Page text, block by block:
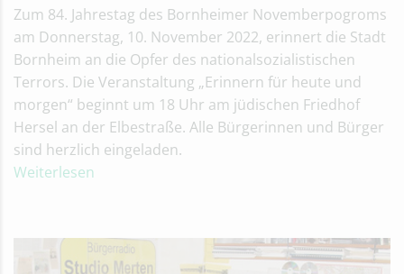
Zum 84. Jahrestag des Bornheimer Novemberpogroms
am Donnerstag, 10. November 2022, erinnert die Stadt
Bornheim an die Opfer des nationalsozialistischen
Terrors. Die Veranstaltung „Erinnern für heute und
morgen“ beginnt um 18 Uhr am jüdischen Friedhof
Hersel an der Elbestraße. Alle Bürgerinnen und Bürger
sind herzlich eingeladen.
Weiterlesen